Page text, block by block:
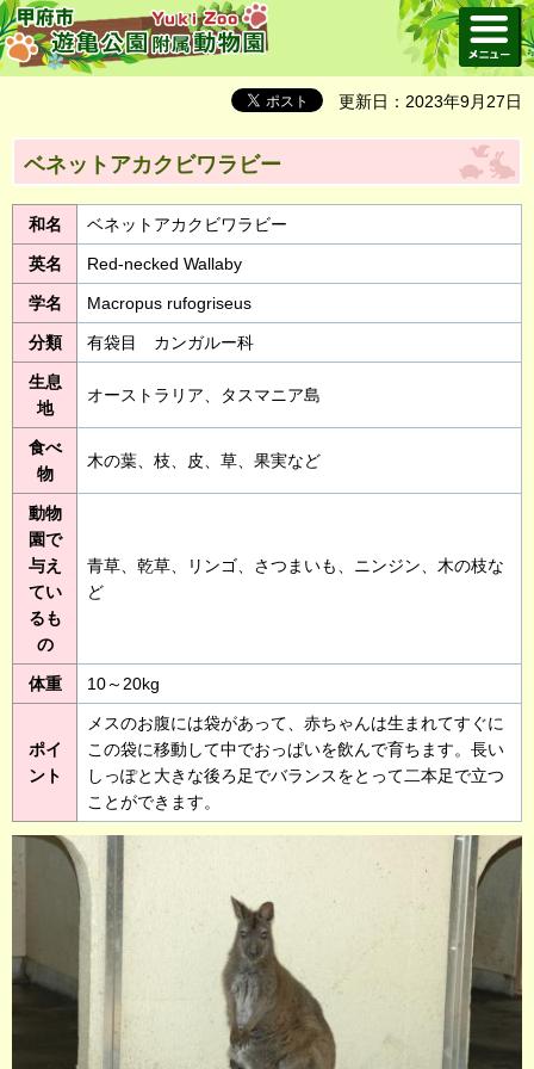
メニュ
ー
更新日：2023年9月27日
ベネットアカクビワラビー
和名 ベネットアカクビワラビー
英名 Red-necked Wallaby
学名 Macropus rufogriseus
分類 有袋目 カンガルー科
生息
地
オーストラリア、タスマニア島
食べ
物
木の葉、枝、皮、草、果実など
動物
園で
与え
てい
るも
の
青草、乾草、リンゴ、さつまいも、ニンジン、木の枝な
ど
体重 10～20kg
ポイ
ント
メスのお腹には袋があって、赤ちゃんは生まれてすぐに
この袋に移動して中でおっぱいを飲んで育ちます。長い
しっぽと大きな後ろ足でバランスをとって二本足で立つ
ことができます。